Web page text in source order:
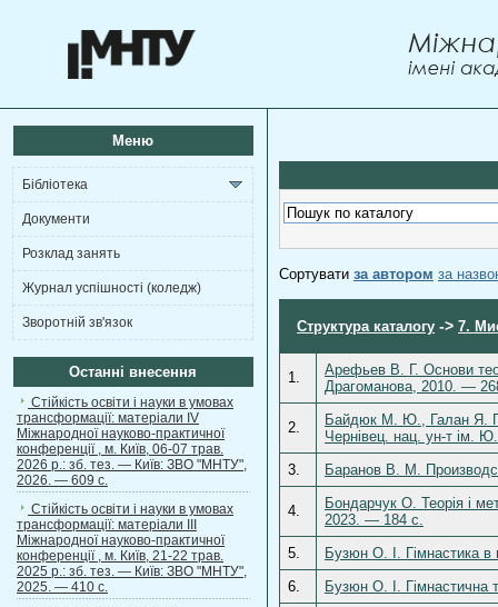
Меню
Бібліотека
Документи
Розклад занять
Журнал успішності (коледж)
Зворотній зв'язок
Останні внесення
Стійкість освіти і науки в умовах
трансформації: матеріали ІV
Міжнародної науково-практичної
конференції , м. Київ, 06-07 трав.
2026 р.: зб. тез. — Київ: ЗВО "МНТУ",
2026. — 609 с.
Стійкість освіти і науки в умовах
трансформації: матеріали ІІІ
Міжнародної науково-практичної
конференції , м. Київ, 21-22 трав.
2025 р.: зб. тез. — Київ: ЗВО "МНТУ",
2025. — 410 с.
Сортувати за автором за
Структура каталогу -> 7.
1.
Арефьев В. Г. Основи
Драгоманова, 2010. —
2.
Байдюк М. Ю., Галан Я.
Чернівец. нац. ун-т ім.
3.
Баранов В. М.
4.
Бондарчук О. Теорія і
2023. — 184 с.
5.
Бузюн О. І. Гімнастика
6.
Бузюн О. І. Гімнастична